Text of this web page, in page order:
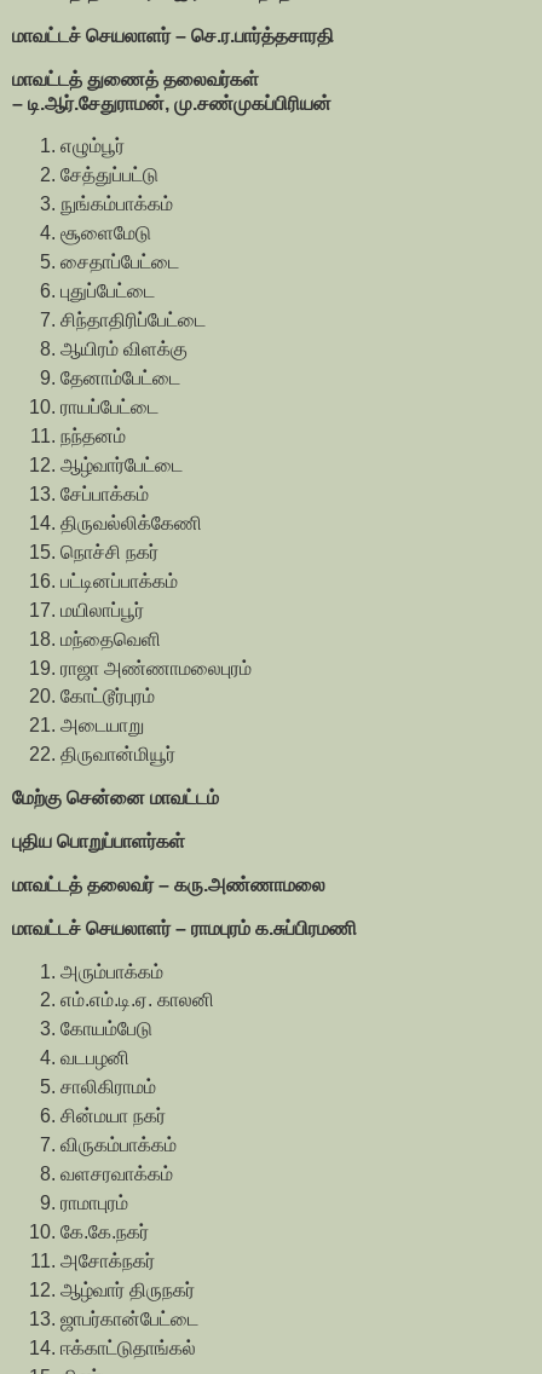
மாவட்டச் செயலாளர் – செ.ர.பார்த்தசாரதி
மாவட்டத் துணைத் தலைவர்கள்
– டி.ஆர்.சேதுராமன், மு.சண்முகப்பிரியன்
எழும்பூர்
சேத்துப்பட்டு
நுங்கம்பாக்கம்
சூளைமேடு
சைதாப்பேட்டை
புதுப்பேட்டை
சிந்தாதிரிப்பேட்டை
ஆயிரம் விளக்கு
தேனாம்பேட்டை
ராயப்பேட்டை
நந்தனம்
ஆழ்வார்பேட்டை
சேப்பாக்கம்
திருவல்லிக்கேணி
நொச்சி நகர்
பட்டினப்பாக்கம்
மயிலாப்பூர்
மந்தைவெளி
ராஜா அண்ணாமலைபுரம்
கோட்டூர்புரம்
அடையாறு
திருவான்மியூர்
மேற்கு சென்னை மாவட்டம்
புதிய பொறுப்பாளர்கள்
மாவட்டத் தலைவர் – கரு.அண்ணாமலை
மாவட்டச் செயலாளர் – ராமபுரம் க.சுப்பிரமணி
அரும்பாக்கம்
எம்.எம்.டி.ஏ. காலனி
கோயம்பேடு
வடபழனி
சாலிகிராமம்
சின்மயா நகர்
விருகம்பாக்கம்
வளசரவாக்கம்
ராமாபுரம்
கே.கே.நகர்
அசோக்நகர்
ஆழ்வார் திருநகர்
ஜாபர்கான்பேட்டை
ஈக்காட்டுதாங்கல்